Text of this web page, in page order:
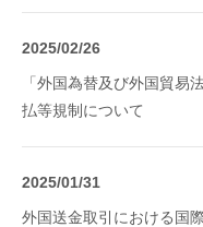
2025/02/26
「外国為替及び外国貿易
払等規制について
2025/01/31
外国送金取引における国